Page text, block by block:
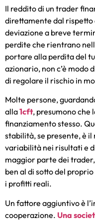
Il reddito di un trader
direttamente dal
deviazione a breve
perdite che rientrano
portare alla perdita del
azionario, non c’è modo
di regolare il rischio in
Molte persone,
alla1cft, presumono che
finanziamento stesso.
stabilità, se presente, è il
variabilità nei risultati e
maggior parte dei
ben al di sotto del
i profitti reali.
Un fattore aggiuntivo è
cooperazione. Una